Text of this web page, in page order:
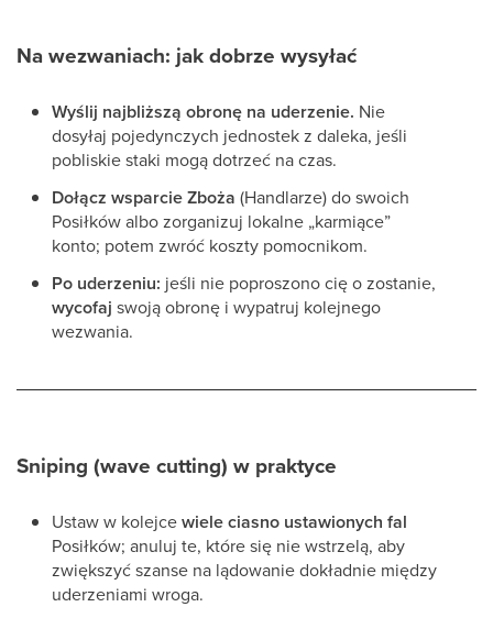
Na wezwaniach: jak dobrze wysyłać
Wyślij najbliższą obronę na uderzenie. Nie
dosyłaj pojedynczych jednostek z daleka, jeśli
pobliskie staki mogą dotrzeć na czas.
Dołącz wsparcie Zboża (Handlarze) do swoich
Posiłków albo zorganizuj lokalne „karmiące”
konto; potem zwróć koszty pomocnikom.
Po uderzeniu: jeśli nie poproszono cię o zostanie,
wycofaj swoją obronę i wypatruj kolejnego
wezwania.
Sniping (wave cutting) w praktyce
Ustaw w kolejcewiele ciasno ustawionych fal
Posiłków; anuluj te, które się nie wstrzelą, aby
zwiększyć szanse na lądowanie dokładnie między
uderzeniami wroga.